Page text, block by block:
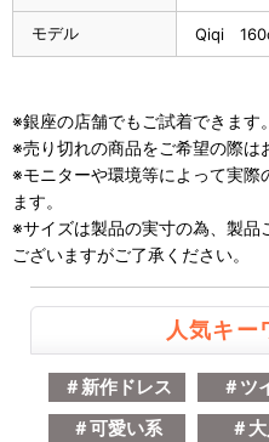
モデル Qiqi
※銀座の店舗でもご試着できます。
※売り切れの商品をご希望の際は
※モニターや環境等によって実際
ます。
※サイズは製品の実寸の為、製品
ございますがご了承ください。
人気キー
＃新作ドレス ＃ツ
＃可愛い系
＃